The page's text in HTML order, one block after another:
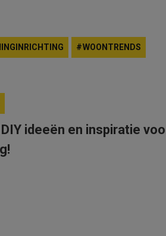
WOONTRENDS
ideeën en inspiratie